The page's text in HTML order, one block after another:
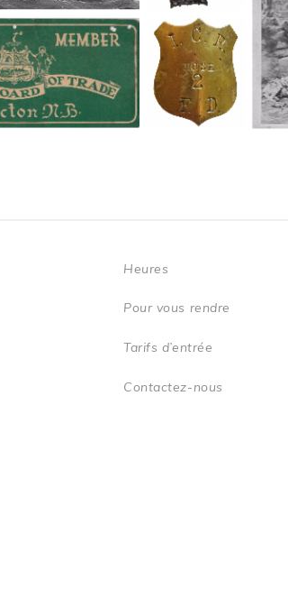
Heures
Pour vous rendre
Tarifs d’entrée
Contactez-nous